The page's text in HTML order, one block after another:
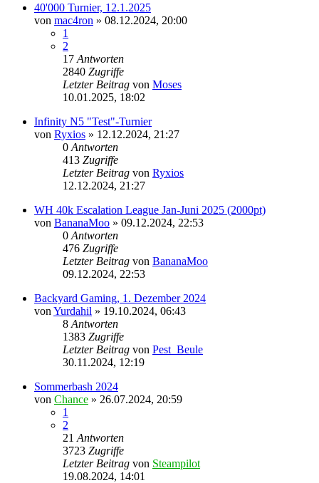
40'000 Turnier, 12.1.2025
von mac4ron » 08.12.2024, 20:00
1
2
17 Antworten
2840 Zugriffe
Letzter Beitrag von Moses
10.01.2025, 18:02
Infinity N5 "Test"-Turnier
von Ryxios » 12.12.2024, 21:27
0 Antworten
413 Zugriffe
Letzter Beitrag von Ryxios
12.12.2024, 21:27
WH 40k Escalation League Jan-Juni 2025 (2000pt)
von BananaMoo » 09.12.2024, 22:53
0 Antworten
476 Zugriffe
Letzter Beitrag von BananaMoo
09.12.2024, 22:53
Backyard Gaming, 1. Dezember 2024
von Yurdahil » 19.10.2024, 06:43
8 Antworten
1383 Zugriffe
Letzter Beitrag von Pest_Beule
30.11.2024, 12:19
Sommerbash 2024
von Chance » 26.07.2024, 20:59
1
2
21 Antworten
3723 Zugriffe
Letzter Beitrag von Steampilot
19.08.2024, 14:01